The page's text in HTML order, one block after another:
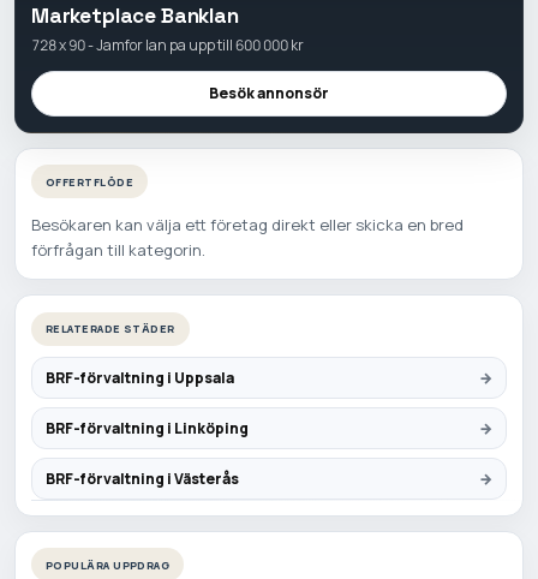
Marketplace Banklan
728 x 90 - Jamfor lan pa upp till 600 000 kr
Besök annonsör
OFFERTFLÖDE
Besökaren kan välja ett företag direkt eller skicka en bred
förfrågan till kategorin.
RELATERADE STÄDER
BRF-förvaltning i Uppsala
BRF-förvaltning i Linköping
BRF-förvaltning i Västerås
POPULÄRA UPPDRAG